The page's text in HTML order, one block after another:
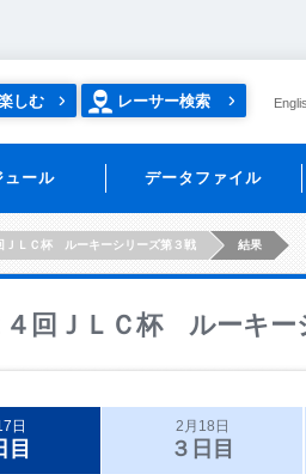
しむ レーサー検索
ュール データファイル
ＪＬＣ杯 ルーキーシリーズ第３戦 結果
４回ＪＬＣ杯 ルーキー
日
目
2月18日
３日目